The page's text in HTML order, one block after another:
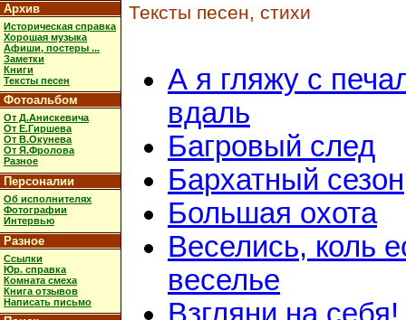
Архив
Историческая справка
Хорошая музыка
Афиши, постеры ...
Заметки
Книги
Тексты песен
Фотоальбом
От Д.Анискевича
От Е.Гиршева
От В.Окунева
От Я.Фролова
Разное
Персоналии
Об исполнителях
Фотографии
Интервью
Разное
Ссылки
Юр. справка
Комната смеха
Книга отзывов
Написать письмо
Тексты песен, стихи
А я гляжу с
вдаль
Багровый след
Бархатный сезон
Большая охота
Веселись, коль
веселье